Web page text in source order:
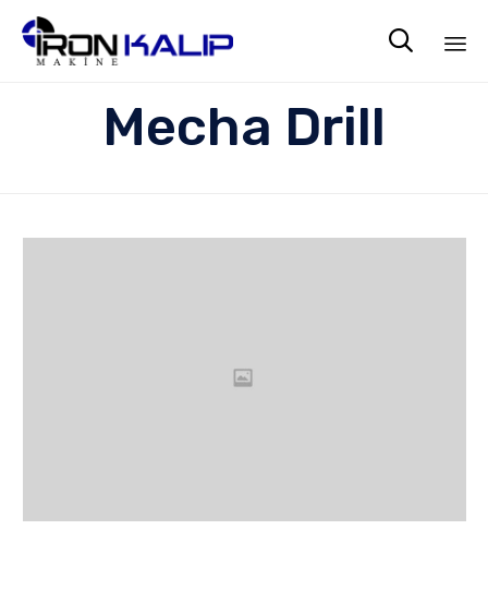

Mecha Drill